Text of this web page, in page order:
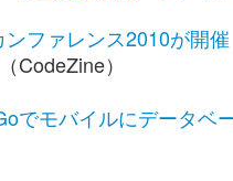
ンファレンス2010が開
（CodeZine）
でモバイルにデータ